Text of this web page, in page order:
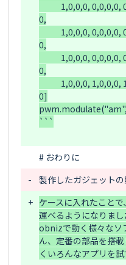
0,
0,
0,
0]
```
-
製作したガジェット
+ ケースに入れたこと
運べるようになりまし
obnizで動く様々なソ
ん、定番の部品を搭
くいろんなアプリを試